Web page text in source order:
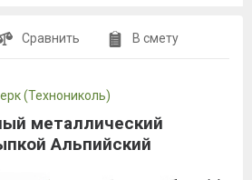
Сравнить В смету
(Технониколь)
металлический
Альпийский